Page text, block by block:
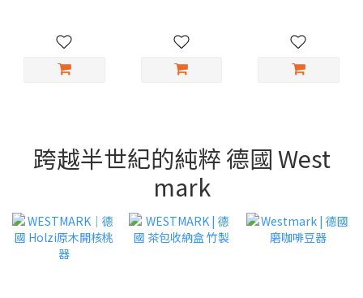
跨越半世紀的純粹 德國 West
mark